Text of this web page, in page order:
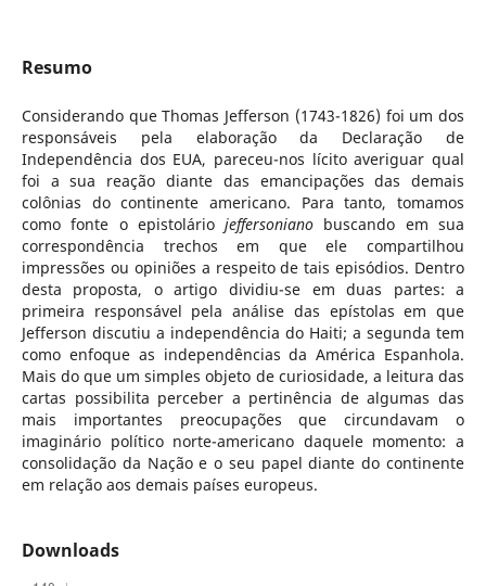
Resumo
Considerando que Thomas Jefferson (1743-1826) foi um dos
responsáveis pela elaboração da Declaração de
Independência dos EUA, pareceu-nos lícito averiguar qual
foi a sua reação diante das emancipações das demais
colônias do continente americano. Para tanto, tomamos
como fonte o epistoláriojeffersoniano buscando em sua
correspondência trechos em que ele compartilhou
impressões ou opiniões a respeito de tais episódios. Dentro
desta proposta, o artigo dividiu-se em duas partes: a
primeira responsável pela análise das epístolas em que
Jefferson discutiu a independência do Haiti; a segunda tem
como enfoque as independências da América Espanhola.
Mais do que um simples objeto de curiosidade, a leitura das
cartas possibilita perceber a pertinência de algumas das
mais importantes preocupações que circundavam o
imaginário político norte-americano daquele momento: a
consolidação da Nação e o seu papel diante do continente
em relação aos demais países europeus.
Downloads